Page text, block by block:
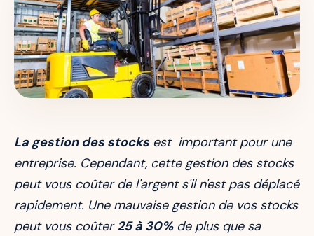
La gestion des stocks est important pour une
entreprise. Cependant, cette gestion des stocks
peut vous coûter de l'argent s'il n'est pas déplacé
rapidement. Une mauvaise gestion de vos stocks
peut vous coûter25 à 30%de plus que sa